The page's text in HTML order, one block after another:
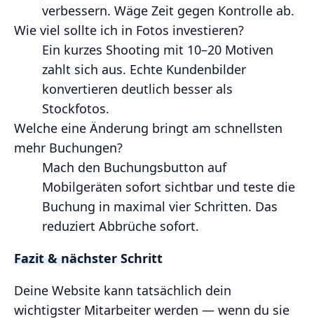
verbessern. Wäge Zeit gegen Kontrolle ab.
Wie viel sollte ich in Fotos investieren?
Ein kurzes Shooting mit 10–20 Motiven
zahlt sich aus. Echte Kundenbilder
konvertieren deutlich besser als
Stockfotos.
Welche eine Änderung bringt am schnellsten
mehr Buchungen?
Mach den Buchungsbutton auf
Mobilgeräten sofort sichtbar und teste die
Buchung in maximal vier Schritten. Das
reduziert Abbrüche sofort.
Fazit & nächster Schritt
Deine Website kann tatsächlich dein
wichtigster Mitarbeiter werden — wenn du sie